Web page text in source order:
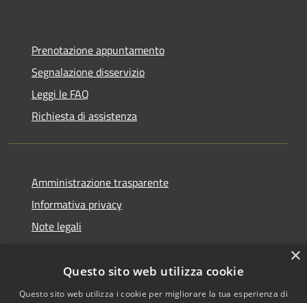
Prenotazione appuntamento
Segnalazione disservizio
Leggi le FAQ
Richiesta di assistenza
Amministrazione trasparente
Informativa privacy
Note legali
×
Questo sito web utilizza cookie
Questo sito web utilizza i cookie per migliorare la tua esperienza di